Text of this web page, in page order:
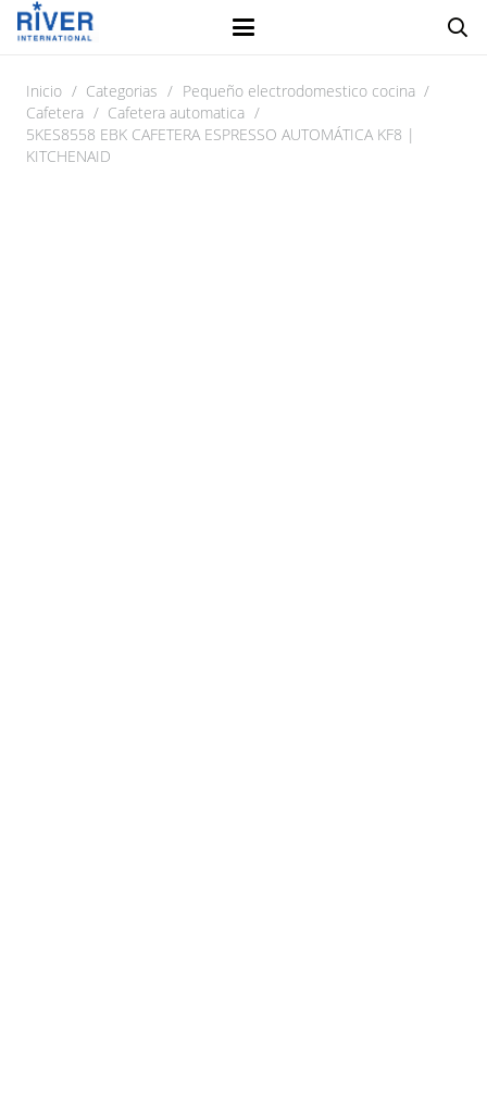
Inicio / Categorias / Pequeño electrodomestico cocina /
Cafetera / Cafetera automatica /
5KES8558 EBK CAFETERA ESPRESSO AUTOMÁTICA KF8 |
KITCHENAID